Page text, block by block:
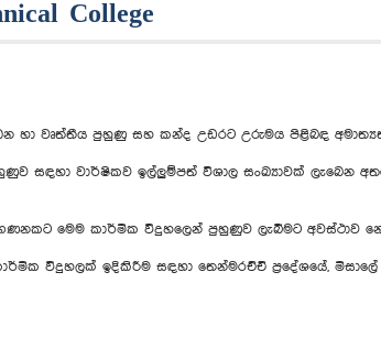
College
හා වෘත්තීය පුහුණු සහ කන්ද උඩරට උරුමය පිළිබඳ
වාර්ෂිකව ඉල්ලුම්පත් විශාල සංඛ්‍යාවක් ලැබෙන
මෙම කාර්මික විදුහලෙන් පුහුණුව ලැබීමට අවස්ථාව
විදුහලක් ඉදිකිරීම සඳහා තෙන්මරච්චි ප්‍රදේශයේ,